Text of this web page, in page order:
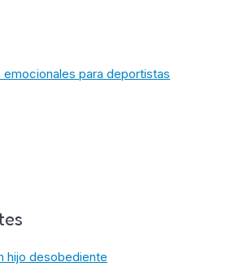
emocionales para deportistas
hijo desobediente